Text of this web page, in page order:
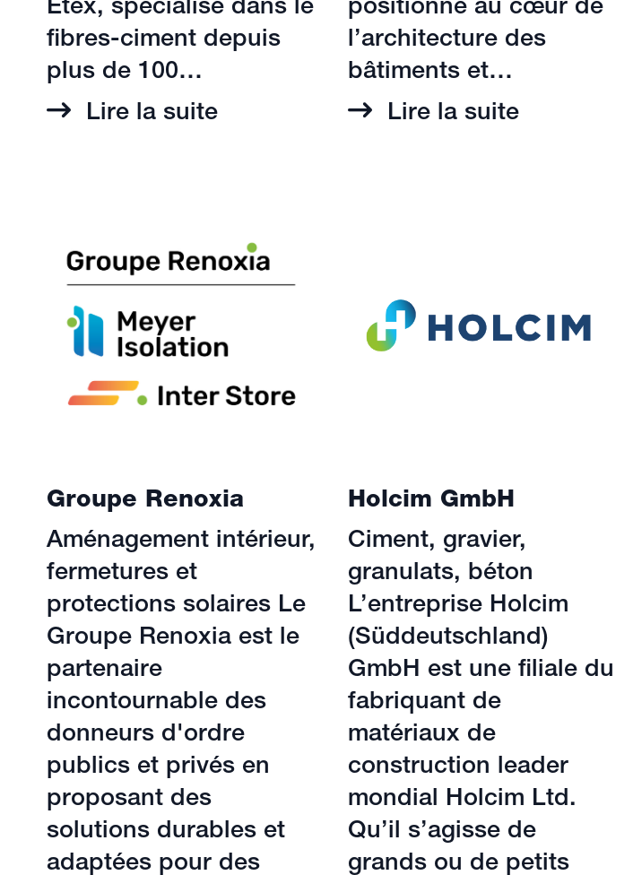
Etex, spécialisé dans le
fibres-ciment depuis
plus de 100…
Lire la suite
positionne au cœur de
l’architecture des
bâtiments et…
Lire la suite
Groupe Renoxia
Aménagement intérieur,
fermetures et
protections solaires Le
Groupe Renoxia est le
partenaire
incontournable des
donneurs d'ordre
publics et privés en
proposant des
solutions durables et
adaptées pour des
Holcim GmbH
Ciment, gravier,
granulats, béton
L’entreprise Holcim
(Süddeutschland)
GmbH est une filiale du
fabriquant de
matériaux de
construction leader
mondial Holcim Ltd.
Qu’il s’agisse de
grands ou de petits